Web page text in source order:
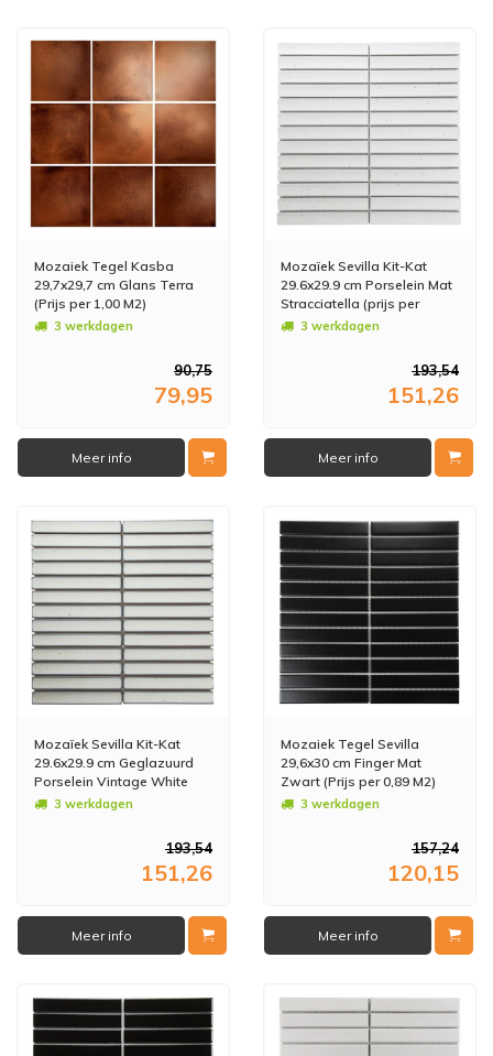
Mozaiek Tegel Kasba
29,7x29,7 cm Glans Terra
(Prijs per 1,00 M2)
3 werkdagen
90,75
79,95
Meer info
Mozaïek Sevilla Kit-Kat
29.6x29.9 cm Porselein Mat
Stracciatella (prijs per
0.89m2)
3 werkdagen
193,54
151,26
Meer info
Mozaïek Sevilla Kit-Kat
29.6x29.9 cm Geglazuurd
Porselein Vintage White
(Prijs per 0,89 M2)
3 werkdagen
193,54
151,26
Meer info
Mozaiek Tegel Sevilla
29,6x30 cm Finger Mat
Zwart (Prijs per 0,89 M2)
3 werkdagen
157,24
120,15
Meer info